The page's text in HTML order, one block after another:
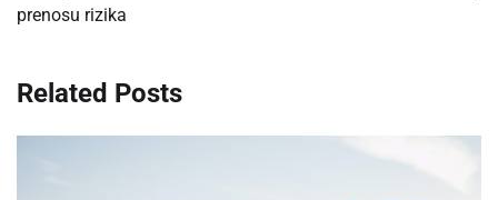
článku
prenosu rizika
Related Posts